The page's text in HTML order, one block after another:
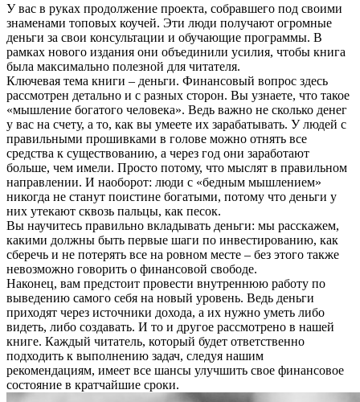
У вас в руках продолжение проекта, собравшего под своими
знаменами топовых коучей. Эти люди получают огромные
деньги за свои консультации и обучающие программы. В
рамках нового издания они объединили усилия, чтобы книга
была максимально полезной для читателя.
Ключевая тема книги – деньги. Финансовый вопрос здесь
рассмотрен детально и с разных сторон. Вы узнаете, что такое
«мышление богатого человека». Ведь важно не сколько денег
у вас на счету, а то, как вы умеете их зарабатывать. У людей с
правильными прошивками в голове можно отнять все
средства к существованию, а через год они заработают
больше, чем имели. Просто потому, что мыслят в правильном
направлении. И наоборот: люди с «бедным мышлением»
никогда не станут поистине богатыми, потому что деньги у
них утекают сквозь пальцы, как песок.
Вы научитесь правильно вкладывать деньги: мы расскажем,
какими должны быть первые шаги по инвестированию, как
сберечь и не потерять все на ровном месте – без этого также
невозможно говорить о финансовой свободе.
Наконец, вам предстоит провести внутреннюю работу по
выведению самого себя на новый уровень. Ведь деньги
приходят через источники дохода, а их нужно уметь либо
видеть, либо создавать. И то и другое рассмотрено в нашей
книге. Каждый читатель, который будет ответственно
подходить к выполнению задач, следуя нашим
рекомендациям, имеет все шансы улучшить свое финансовое
состояние в кратчайшие сроки.